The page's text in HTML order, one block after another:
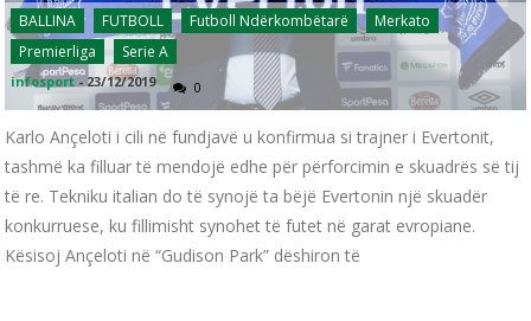
BALLINA FUTBOLL Futboll Ndërkombëtarë
Merkato
Premierliga
Serie A
infosport - 23/12/2019 0
Karlo Ançeloti i cili në fundjavë u konfirmua si trajner i Evertonit,
tashmë ka filluar të mendojë edhe për përforcimin e skuadrës së tij
të re. Tekniku italian do të synojë ta bëjë Evertonin një skuadër
konkurruese, ku fillimisht synohet të futet në garat evropiane.
Kësisoj Ançeloti në “Gudison Park” dëshiron të